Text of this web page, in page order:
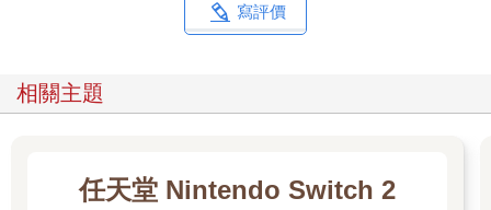
寫評價
相關主題
任天堂 Nintendo Switch 2